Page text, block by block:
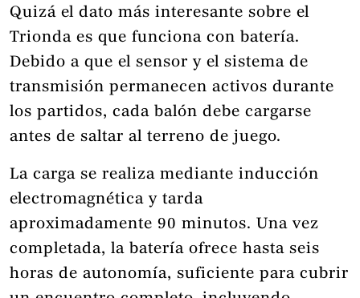
Quizá el dato más interesante sobre el
Trionda es que funciona con batería.
Debido a que el sensor y el sistema de
transmisión permanecen activos durante
los partidos, cada balón debe cargarse
antes de saltar al terreno de juego.
La carga se realiza mediante inducción
electromagnética y tarda
aproximadamente 90 minutos. Una vez
completada, la batería ofrece hasta seis
horas de autonomía, suficiente para cubrir